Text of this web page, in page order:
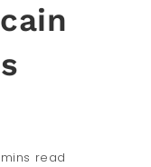
read